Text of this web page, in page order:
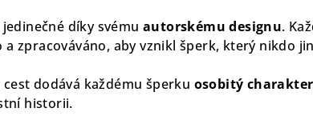
díky svému autorskému designu.
zpracováváno, aby vznikl šperk, který nikdo
dodává každému šperku osobitý charakter
historii.